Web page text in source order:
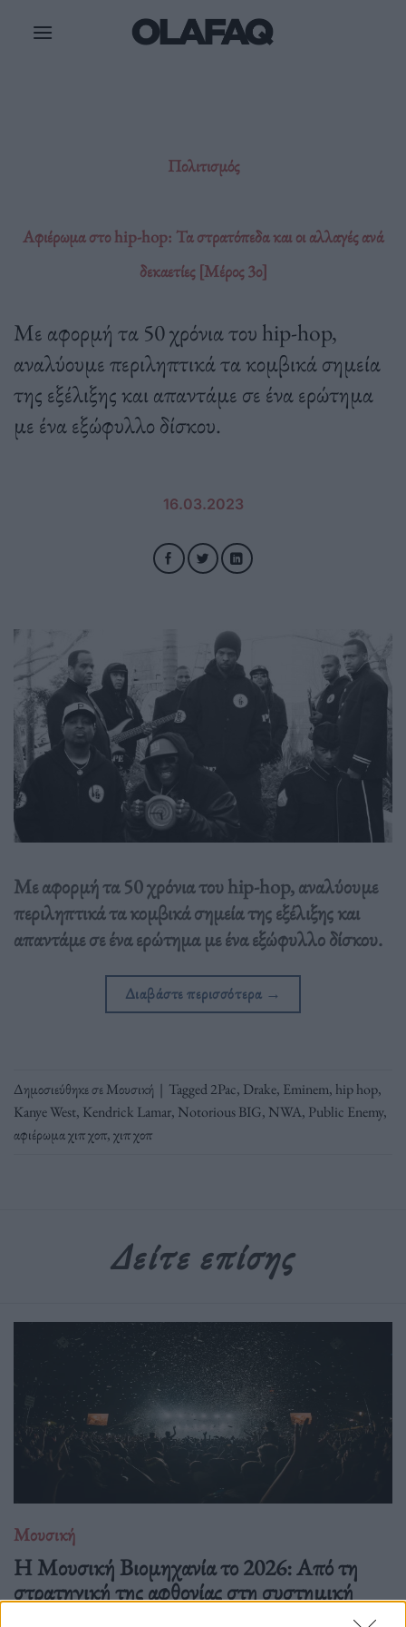
Πολιτισμός
Αφιέρωμα στο hip-hop: Τα στρατόπεδα και οι αλλαγές ανά
δεκαετίες [Μέρος 3ο]
Με αφορμή τα 50 χρόνια του hip-hop,
αναλύουμε περιληπτικά τα κομβικά σημεία
της εξέλιξης και απαντάμε σε ένα ερώτημα
με ένα εξώφυλλο δίσκου.
16.03.2023
Με αφορμή τα 50 χρόνια του hip-hop, αναλύουμε
περιληπτικά τα κομβικά σημεία της εξέλιξης και
απαντάμε σε ένα ερώτημα με ένα εξώφυλλο δίσκου.
Διαβάστε περισσότερα →
Δημοσιεύθηκε σεΜουσική | Tagged2Pac, Drake, Eminem, hip hop,
Kanye West, Kendrick Lamar, Notorious BIG, NWA, Public Enemy,
αφιέρωμα χιπ χοπ,χιπ χοπ
Δείτε επίσης
Μουσική
Η Μουσική Βιομηχανία το 2026: Από τη
στρατηγική της αφθονίας στη συστημική